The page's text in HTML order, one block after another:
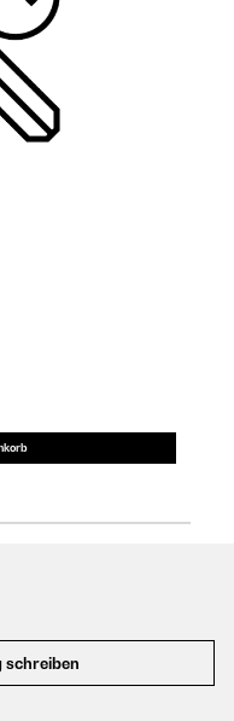
schreiben